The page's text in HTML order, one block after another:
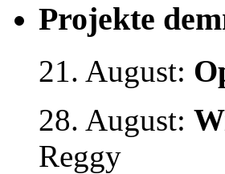
Projekte
21. August:
28. August:
Reggy